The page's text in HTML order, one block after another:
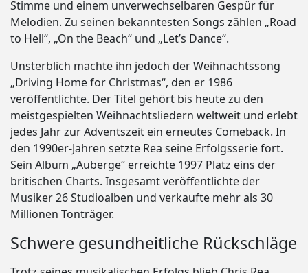
Stimme und einem unverwechselbaren Gespür für
Melodien. Zu seinen bekanntesten Songs zählen „Road
to Hell“, „On the Beach“ und „Let’s Dance“.
Unsterblich machte ihn jedoch der Weihnachtssong
„Driving Home for Christmas“, den er 1986
veröffentlichte. Der Titel gehört bis heute zu den
meistgespielten Weihnachtsliedern weltweit und erlebt
jedes Jahr zur Adventszeit ein erneutes Comeback. In
den 1990er-Jahren setzte Rea seine Erfolgsserie fort.
Sein Album „Auberge“ erreichte 1997 Platz eins der
britischen Charts. Insgesamt veröffentlichte der
Musiker 26 Studioalben und verkaufte mehr als 30
Millionen Tonträger.
Schwere gesundheitliche Rückschläge